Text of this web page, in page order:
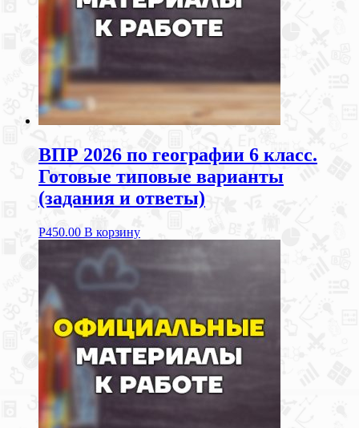
ВПР 2026 по географии 6 класс.
Готовые типовые варианты
(задания и ответы)
Р450.00 В корзину